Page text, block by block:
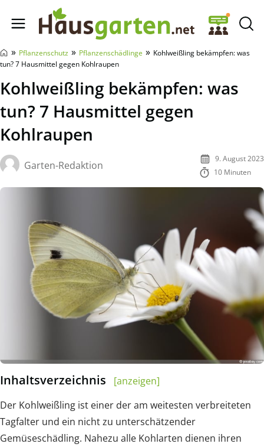
Hausgarten.net
» Pflanzenschutz » Pflanzenschädlinge » Kohlweißling bekämpfen: was
tun? 7 Hausmittel gegen Kohlraupen
Kohlweißling bekämpfen: was
tun? 7 Hausmittel gegen
Kohlraupen
Garten-Redaktion
9. August 2023
10 Minuten
Inhaltsverzeichnis
[anzeigen]
Der Kohlweißling ist einer der am weitesten verbreiteten
Tagfalter und ein nicht zu unterschätzender
Gemüseschädling. Nahezu alle Kohlarten dienen ihren